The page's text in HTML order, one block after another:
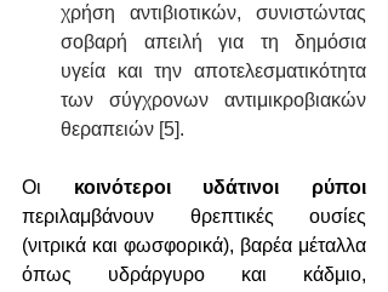
χρήση αντιβιοτικών, συνιστώντας
σοβαρή απειλή για τη δημόσια
υγεία και την αποτελεσματικότητα
των σύγχρονων αντιμικροβιακών
θεραπειών [5].
Οι κοινότεροι υδάτινοι ρύποι
περιλαμβάνουν θρεπτικές ουσίες
(νιτρικά και φωσφορικά), βαρέα μέταλλα
όπως υδράργυρο και κάδμιο,